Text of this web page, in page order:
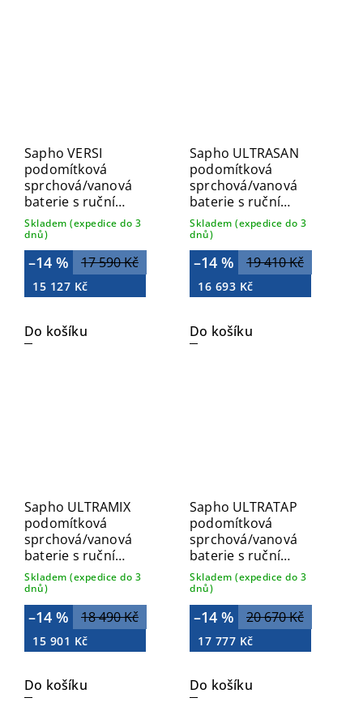
Sapho VERSI
podomítková
sprchová/vanová
baterie s ruční
sprchou, 2 výstupy,
chrom RV052
Skladem (expedice do 3
dnů)
17 590 Kč
–14 %
15 127 Kč
Do košíku
Sapho ULTRASAN
podomítková
sprchová/vanová
baterie s ruční
sprchou, 2 výstupy,
černá mat/zlato mat
UT045VBG
Skladem (expedice do 3
dnů)
19 410 Kč
–14 %
16 693 Kč
Do košíku
Sapho ULTRAMIX
podomítková
sprchová/vanová
baterie s ruční
sprchou, 2 výstupy,
černá mat UT045B
Skladem (expedice do 3
dnů)
18 490 Kč
–14 %
15 901 Kč
Do košíku
Sapho ULTRATAP
podomítková
sprchová/vanová
baterie s ruční
sprchou, 2 výstupy,
zlato mat UT045TG
Skladem (expedice do 3
dnů)
20 670 Kč
–14 %
17 777 Kč
Do košíku